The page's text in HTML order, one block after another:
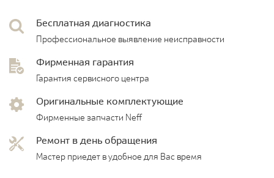
Бесплатная диагностика
Профессиональное выявление неисправности
Фирменная гарантия
Гарантия сервисного центра
Оригинальные комплектующие
Фирменные запчасти Neff
Ремонт в день обращения
Мастер приедет в удобное для Вас время